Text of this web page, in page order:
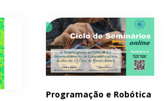
Programação e Robótica